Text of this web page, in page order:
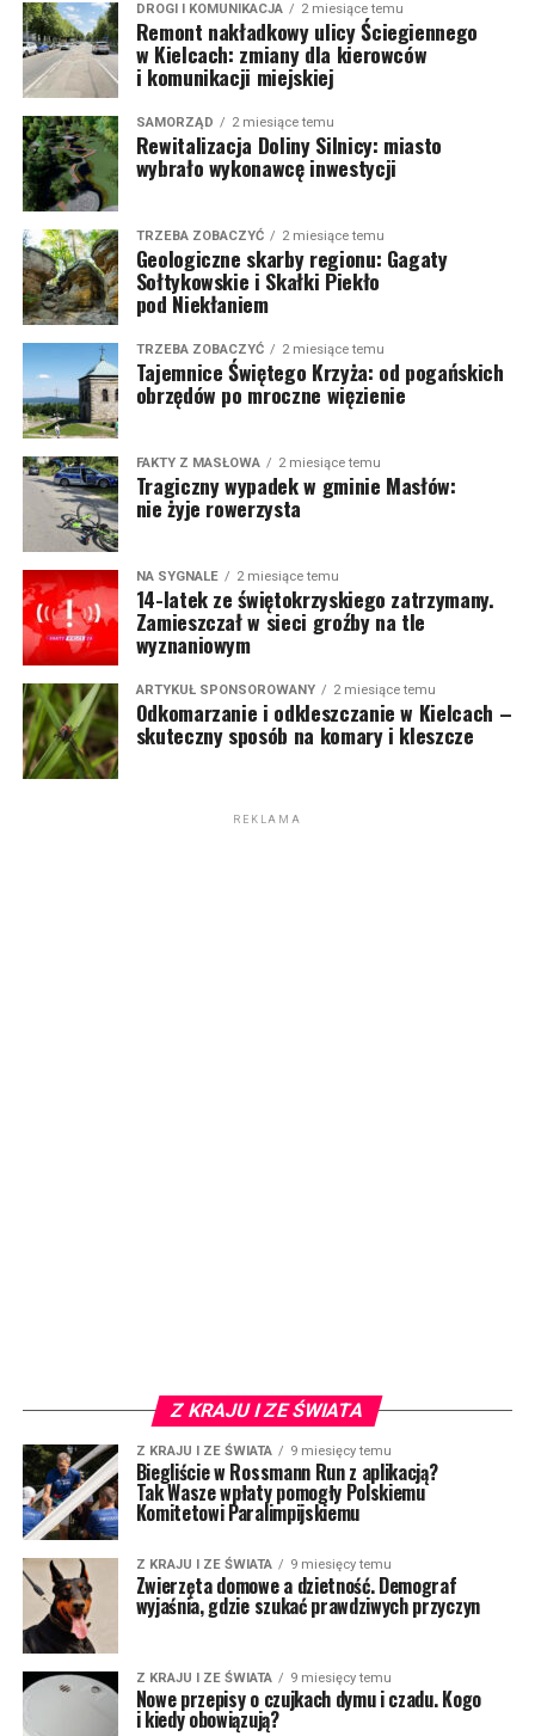
DROGI I KOMUNIKACJA 2 miesiące temu
Remont nakładkowy ulicy Ściegiennego
w Kielcach: zmiany dla kierowców
i komunikacji miejskiej
SAMORZĄD 2 miesiące temu
Rewitalizacja Doliny Silnicy: miasto
wybrało wykonawcę inwestycji
TRZEBA ZOBACZYĆ 2 miesiące temu
Geologiczne skarby regionu: Gagaty
Sołtykowskie i Skałki Piekło
pod Niekłaniem
TRZEBA ZOBACZYĆ 2 miesiące temu
Tajemnice Świętego Krzyża: od pogańskich
obrzędów po mroczne więzienie
FAKTY Z MASŁOWA 2 miesiące temu
Tragiczny wypadek w gminie Masłów:
nie żyje rowerzysta
NA SYGNALE 2 miesiące temu
14-latek ze świętokrzyskiego zatrzymany.
Zamieszczał w sieci groźby na tle
wyznaniowym
ARTYKUŁ SPONSOROWANY 2 miesiące temu
Odkomarzanie i odkleszczanie w Kielcach –
skuteczny sposób na komary i kleszcze
REKLAMA
Z KRAJU I ZE ŚWIATA
Z KRAJU I ZE ŚWIATA 9 miesięcy temu
Biegliście w Rossmann Run z aplikacją?
Tak Wasze wpłaty pomogły Polskiemu
Komitetowi Paralimpijskiemu
Z KRAJU I ZE ŚWIATA 9 miesięcy temu
Zwierzęta domowe a dzietność. Demograf
wyjaśnia, gdzie szukać prawdziwych przyczyn
Z KRAJU I ZE ŚWIATA 9 miesięcy temu
Nowe przepisy o czujkach dymu i czadu. Kogo
i kiedy obowiązują?